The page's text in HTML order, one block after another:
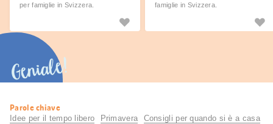
per famiglie in Svizzera.
famiglie in Svizzera.
Geniale!
Informazioni
utili
Parole chiave
Idee per il tempo libero Primavera Consigli per quando si è a casa